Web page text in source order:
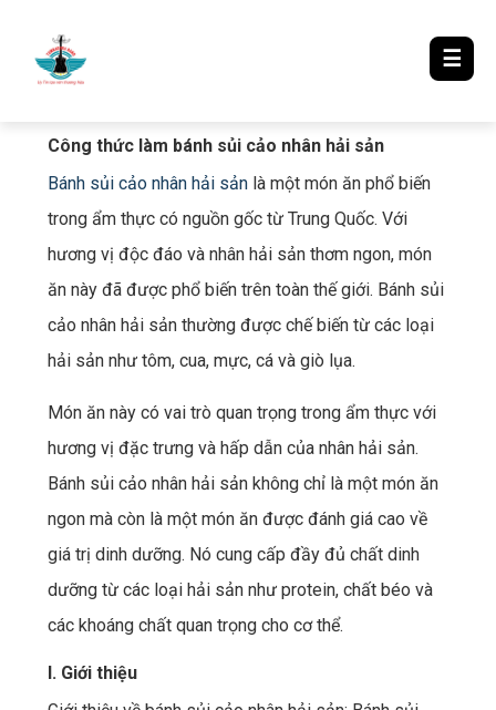
☰
Công thức làm bánh sủi cảo nhân hải sản
Bánh sủi cảo nhân hải sảnlà một món ăn phổ biến
trong ẩm thực có nguồn gốc từ Trung Quốc. Với
hương vị độc đáo và nhân hải sản thơm ngon, món
ăn này đã được phổ biến trên toàn thế giới. Bánh sủi
cảo nhân hải sản thường được chế biến từ các loại
hải sản như tôm, cua, mực, cá và giò lụa.
Món ăn này có vai trò quan trọng trong ẩm thực với
hương vị đặc trưng và hấp dẫn của nhân hải sản.
Bánh sủi cảo nhân hải sản không chỉ là một món ăn
ngon mà còn là một món ăn được đánh giá cao về
giá trị dinh dưỡng. Nó cung cấp đầy đủ chất dinh
dưỡng từ các loại hải sản như protein, chất béo và
các khoáng chất quan trọng cho cơ thể.
I. Giới thiệu